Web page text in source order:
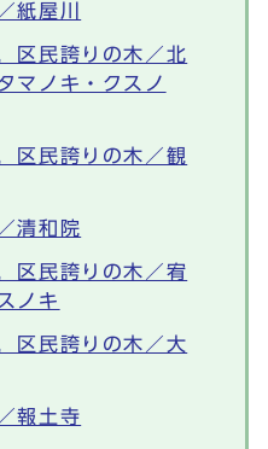
紙屋川
区民誇りの木／北
マノキ・クスノ
区民誇りの木／観
清和院
区民誇りの木／宥
ノキ
区民誇りの木／大
報土寺